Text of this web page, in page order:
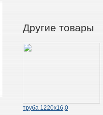
Другие товары
труба 1220х16,0